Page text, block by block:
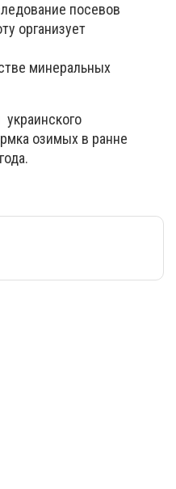
посевов
организует
минеральных
озимых в ранне